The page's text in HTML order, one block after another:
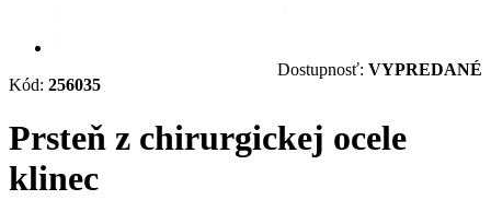
Kód: 256035
Dostupnosť: VYPREDANÉ
Prsteň z chirurgickej ocele
klinec